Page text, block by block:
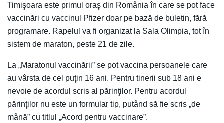
Timişoara este primul oraş din România în care se pot face
vaccinări cu vaccinul Pfizer doar pe bază de buletin, fără
programare. Rapelul va fi organizat la Sala Olimpia, tot în
sistem de maraton, peste 21 de zile.
La „Maratonul vaccinării” se pot vaccina persoanele care
au vârsta de cel puţin 16 ani. Pentru tinerii sub 18 ani e
nevoie de acordul scris al părinţilor. Pentru acordul
părinţilor nu este un formular tip, putând să fie scris „de
mână” cu titlul „Acord pentru vaccinare”.